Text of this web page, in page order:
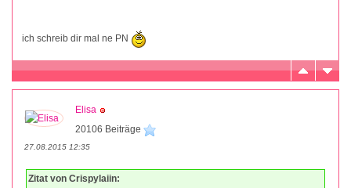
ich schreib dir mal ne PN
Elisa
20106 Beiträge
27.08.2015 12:35
Zitat von Crispylaiin: